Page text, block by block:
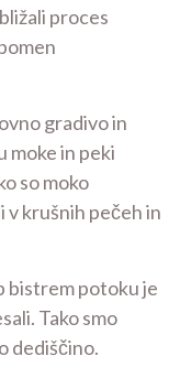
proces
gradivo in
moke in peki
so moko
v krušnih pečeh in
bistrem potoku je
Tako smo
dediščino.